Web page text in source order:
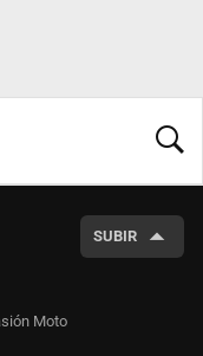
SUBIR
Moto